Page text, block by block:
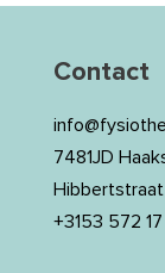
Contact
7481JD
+3153 572